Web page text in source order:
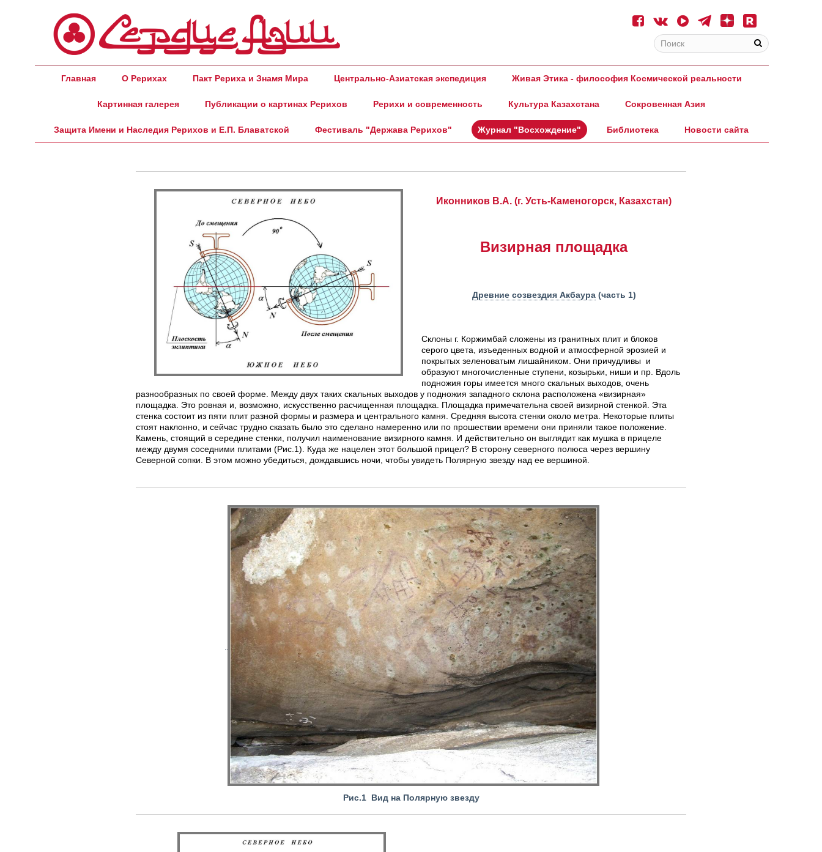
Главная О Рерихах Пакт Рериха и Знамя Мира Центрально-Азиатская экспедиция Живая Этика - философия Космической реальности
Картинная галерея Публикации о картинах Рерихов Рерихи и современность Культура Казахстана Сокровенная Азия
Защита Имени и Наследия Рерихов и Е.П. Блаватской Фестиваль "Держава Рерихов" Журнал "Восхождение" Библиотека Новости сайта
Иконников В.А. (г. Усть-Каменогорск, Казахстан)
Визирная площадка
Древние созвездия Акбаура(часть 1)
Склоны г. Коржимбай сложены из гранитных плит и блоков
серого цвета, изъеденных водной и атмосферной эрозией и
покрытых зеленоватым лишайником. Они причудливы и
образуют многочисленные ступени, козырьки, ниши и пр. Вдоль
подножия горы имеется много скальных выходов, очень
разнообразных по своей форме. Между двух таких скальных выходов у подножия западного склона расположена «визирная»
площадка. Это ровная и, возможно, искусственно расчищенная площадка. Площадка примечательна своей визирной стенкой. Эта
стенка состоит из пяти плит разной формы и размера и центрального камня. Средняя высота стенки около метра. Некоторые плиты
стоят наклонно, и сейчас трудно сказать было это сделано намеренно или по прошествии времени они приняли такое положение.
Камень, стоящий в середине стенки, получил наименование визирного камня. И действительно он выглядит как мушка в прицеле
между двумя соседними плитами (Рис.1). Куда же нацелен этот большой прицел? В сторону северного полюса через вершину
Северной сопки. В этом можно убедиться, дождавшись ночи, чтобы увидеть Полярную звезду над ее вершиной.
Рис.1 Вид на Полярную звезду